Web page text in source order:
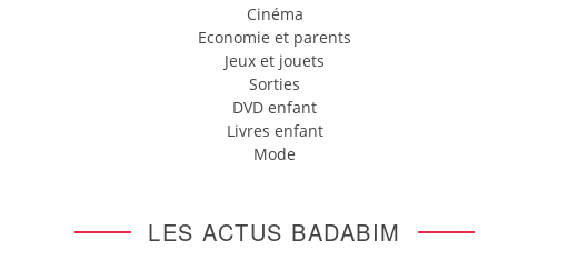
Cinéma
Economie et parents
Jeux et jouets
Sorties
DVD enfant
Livres enfant
Mode
LES ACTUS BADABIM